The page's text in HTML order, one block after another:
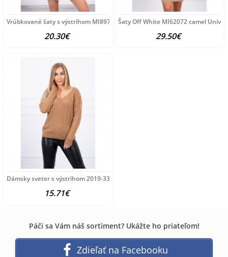
Vrúbkované šaty s výstrihom MI8974 camel Univerzálna
20.30€
Šaty Off White MI62072 camel
29.50€
Dámsky sveter s výstrihom 2019-33 kamel, Univerzálna,
15.71€
Páči sa Vám náš sortiment? Ukážte ho priateľom!
Zdieľať na Facebooku